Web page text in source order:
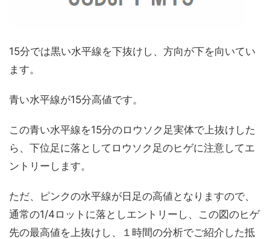
15分では黒い水平線を下抜けし、方向が下を向いてい
ます。
青い水平線が15分高値です。
この青い水平線を15分のロウソク足実体で上抜けした
ら、下位足に落としてロウソク足のヒゲに注意してエ
ントリーします。
ただ、ピンクの水平線が日足の高値となりますので、
通常の1/4ロットに落としエントリーし、この図のヒゲ
先の最高値を上抜けし、１時間の分析でご紹介した抵